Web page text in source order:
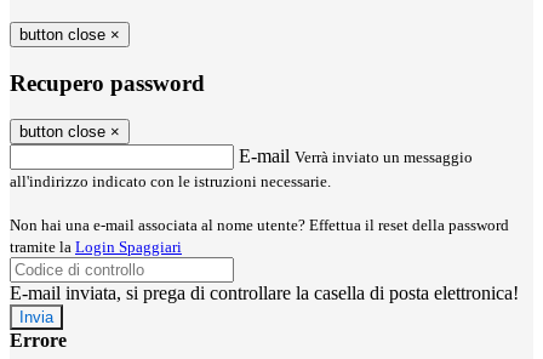
button close ×
Recupero password
button close ×
E-mail Verrà inviato un messaggio
all'indirizzo indicato con le istruzioni necessarie.
Non hai una e-mail associata al nome utente? Effettua il reset della password
tramite la Login Spaggiari
E-mail inviata, si prega di controllare la casella di posta elettronica!
Errore